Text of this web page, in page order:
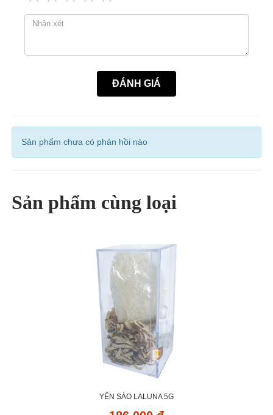
Sản phẩm chưa có phản hồi nào
Sản phẩm cùng loại
YẾN SÀO LALUNA 5G